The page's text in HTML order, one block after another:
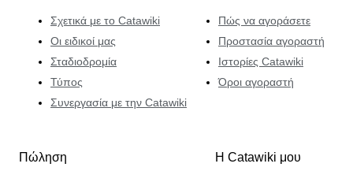
Σχετικά με το Catawiki
Οι ειδικοί μας
Σταδιοδρομία
Τύπος
Συνεργασία με την Catawiki
Πώς να αγοράσετε
Προστασία αγοραστή
Ιστορίες Catawiki
Όροι αγοραστή
Πώληση Η Catawiki μου